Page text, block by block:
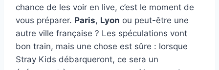
chance de les voir en live, c’est le moment de
vous préparer. Paris, Lyon ou peut-être une
autre ville française ? Les spéculations vont
bon train, mais une chose est sûre : lorsque
Stray Kids débarqueront, ce sera un